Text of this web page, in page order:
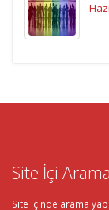
Site İçi Arama
Site içinde arama